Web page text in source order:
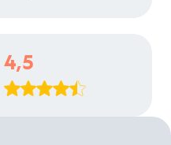
4,5